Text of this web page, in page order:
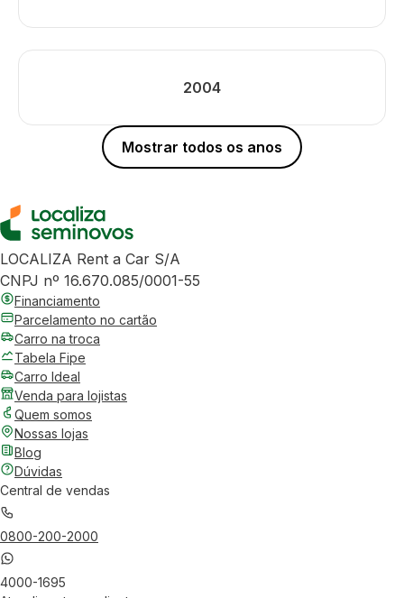
2004
Mostrar todos os anos
LOCALIZA Rent a Car S/A
CNPJ nº 16.670.085/0001-55
Financiamento
Parcelamento no cartão
Carro na troca
Tabela Fipe
Carro Ideal
Venda para lojistas
Quem somos
Nossas lojas
Blog
Dúvidas
Central de vendas
0800-200-2000
4000-1695